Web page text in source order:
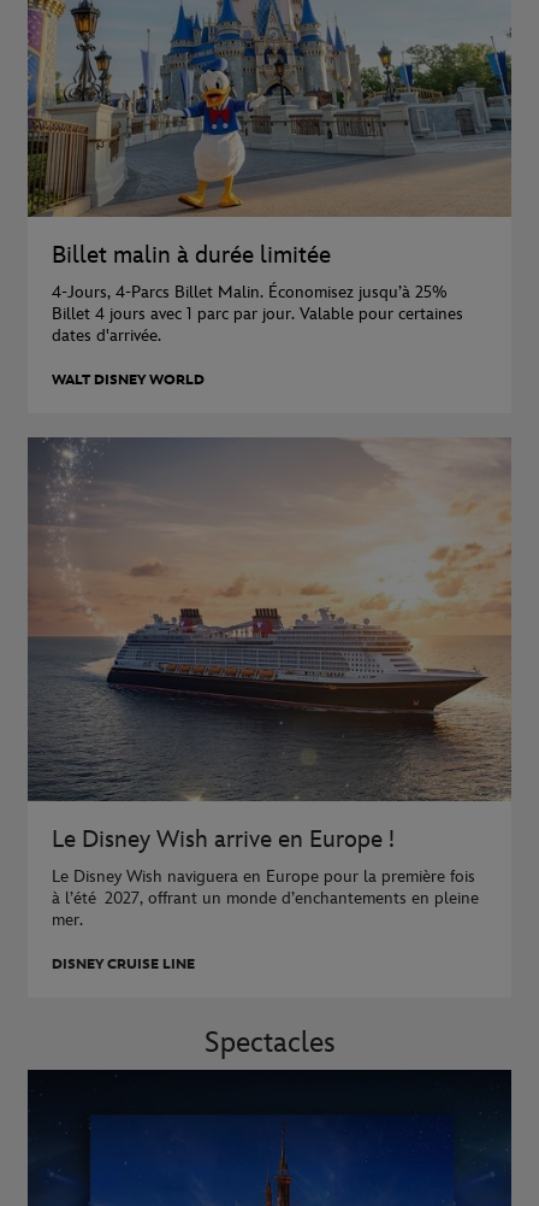
Billet malin à durée limitée
4-Jours, 4-Parcs Billet Malin. Économisez jusqu’à 25%
Billet 4 jours avec 1 parc par jour. Valable pour certaines
dates d'arrivée.
WALT DISNEY WORLD
Le Disney Wish arrive en Europe !
Le Disney Wish naviguera en Europe pour la première fois
à l’été 2027, offrant un monde d’enchantements en pleine
mer.
DISNEY CRUISE LINE
Spectacles